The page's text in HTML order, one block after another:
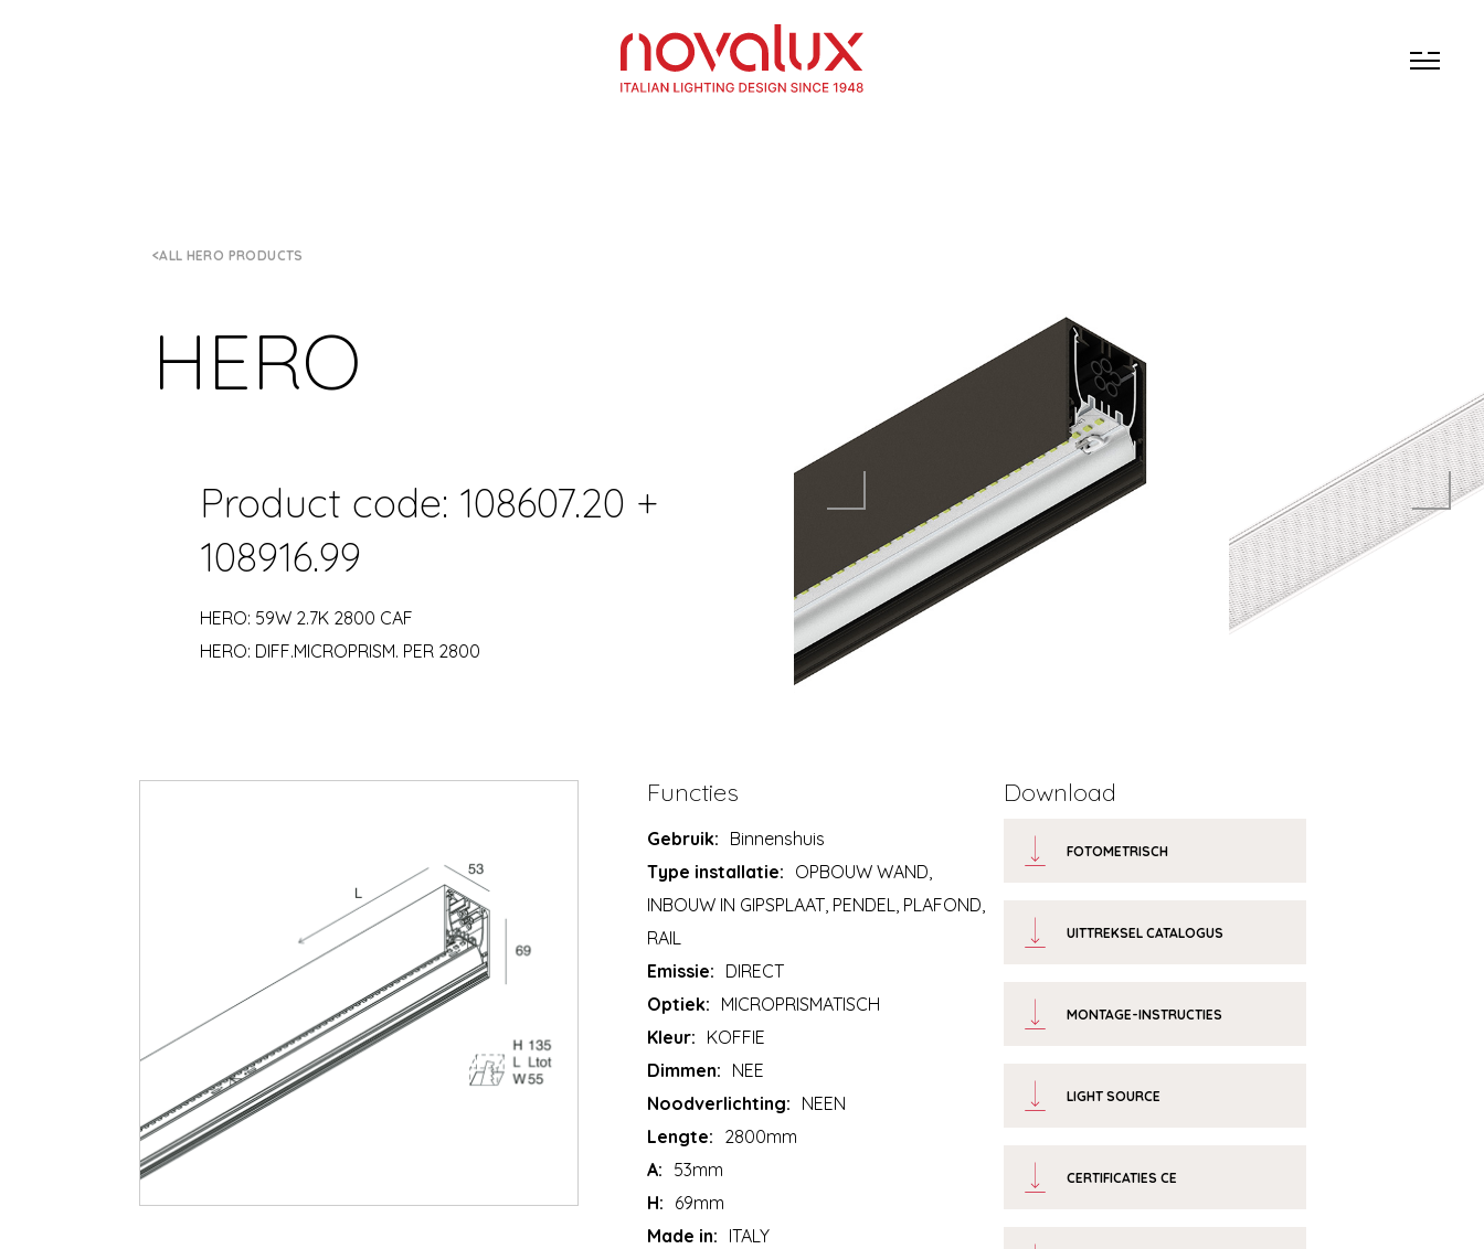
ALL HERO PRODUCTS
HERO
Product code: 108607.20 +
108916.99
HERO: 59W 2.7K 2800 CAF
HERO: DIFF.MICROPRISM. PER 2800
Functies
Gebruik: Binnenshuis
Type installatie: OPBOUW WAND,
INBOUW IN GIPSPLAAT, PENDEL, PLAFOND,
RAIL
Emissie: DIRECT
Optiek: MICROPRISMATISCH
Kleur: KOFFIE
Dimmen: NEE
Noodverlichting: NEEN
Lengte: 2800mm
A: 53mm
H: 69mm
Made in: ITALY
Download
FOTOMETRISCH
UITTREKSEL CATALOGUS
MONTAGE-INSTRUCTIES
LIGHT SOURCE
CERTIFICATIES CE